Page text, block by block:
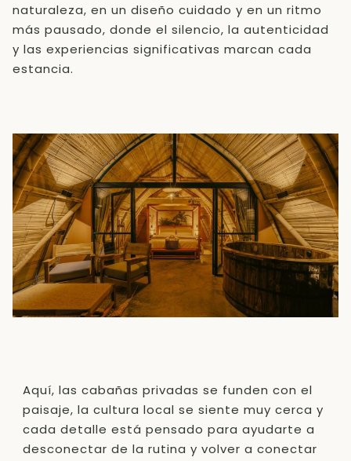
naturaleza, en un diseño cuidado y en un ritmo
más pausado, donde el silencio, la autenticidad
y las experiencias significativas marcan cada
estancia.
Aquí, las cabañas privadas se funden con el
paisaje, la cultura local se siente muy cerca y
cada detalle está pensado para ayudarte a
desconectar de la rutina y volver a conectar